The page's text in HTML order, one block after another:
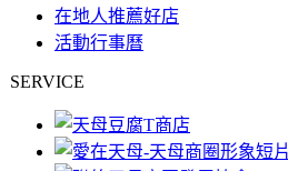
在地人推薦好店
活動行事曆
SERVICE